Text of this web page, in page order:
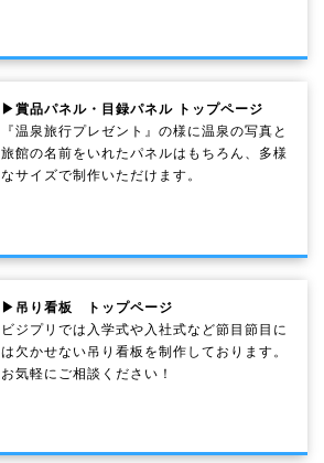
▶賞品パネル・目録パネル トップページ
『温泉旅行プレゼント』の様に温泉の写真と
旅館の名前をいれたパネルはもちろん、多様
なサイズで制作いただけます。
▶吊り看板 トップページ
ビジプリでは入学式や入社式など節目節目に
は欠かせない吊り看板を制作しております。
お気軽にご相談ください！